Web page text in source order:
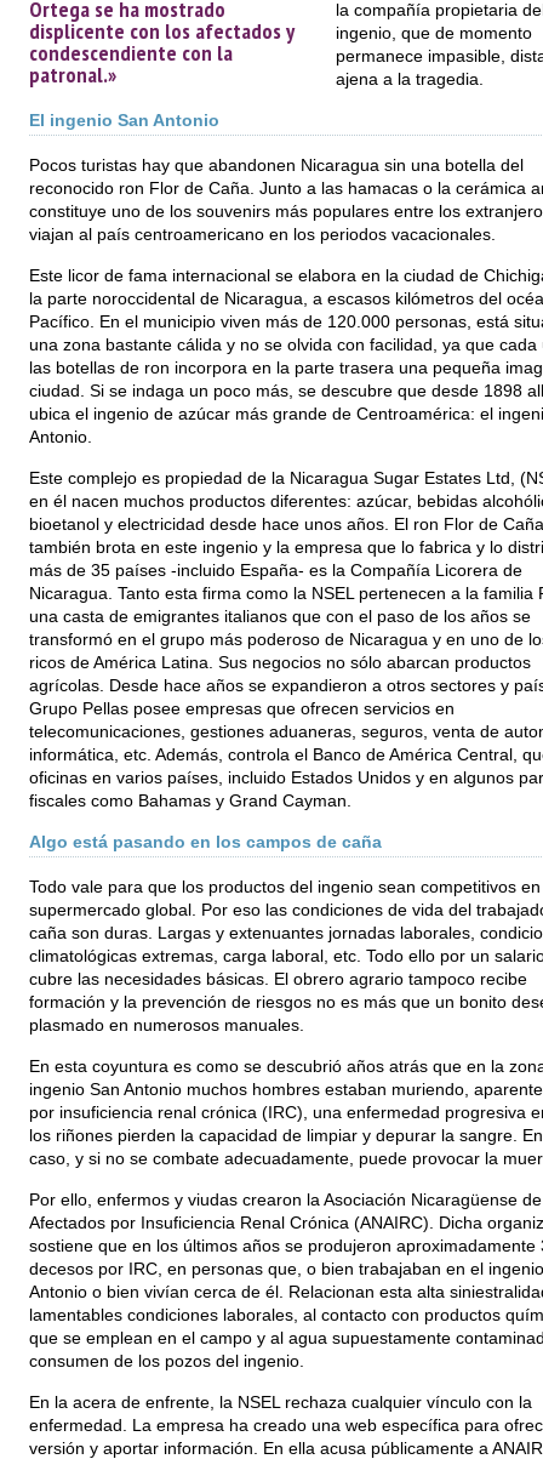
Ortega se ha mostrado
displicente con los afectados y
condescendiente con la
patronal.»
la compañía propietaria
ingenio, que de momento
permanece impasible,
ajena a la tragedia.
El ingenio San Antonio
Pocos turistas hay que abandonen Nicaragua sin una botella del
reconocido ron Flor de Caña. Junto a las hamacas o la cerámica
constituye uno de los souvenirs más populares entre los
viajan al país centroamericano en los periodos vacacionales.
Este licor de fama internacional se elabora en la ciudad de
la parte noroccidental de Nicaragua, a escasos kilómetros del
Pacífico. En el municipio viven más de 120.000 personas, está
una zona bastante cálida y no se olvida con facilidad, ya que cada
las botellas de ron incorpora en la parte trasera una pequeña
ciudad. Si se indaga un poco más, se descubre que desde 1898
ubica el ingenio de azúcar más grande de Centroamérica: el
Antonio.
Este complejo es propiedad de la Nicaragua Sugar Estates Ltd,
en él nacen muchos productos diferentes: azúcar, bebidas
bioetanol y electricidad desde hace unos años. El ron Flor de Caña
también brota en este ingenio y la empresa que lo fabrica y lo
más de 35 países -incluido España- es la Compañía Licorera de
Nicaragua. Tanto esta firma como la NSEL pertenecen a la familia
una casta de emigrantes italianos que con el paso de los años se
transformó en el grupo más poderoso de Nicaragua y en uno de
ricos de América Latina. Sus negocios no sólo abarcan productos
agrícolas. Desde hace años se expandieron a otros sectores y
Grupo Pellas posee empresas que ofrecen servicios en
telecomunicaciones, gestiones aduaneras, seguros, venta de
informática, etc. Además, controla el Banco de América Central,
oficinas en varios países, incluido Estados Unidos y en algunos
fiscales como Bahamas y Grand Cayman.
Algo está pasando en los campos de caña
Todo vale para que los productos del ingenio sean competitivos
supermercado global. Por eso las condiciones de vida del
caña son duras. Largas y extenuantes jornadas laborales,
climatológicas extremas, carga laboral, etc. Todo ello por un
cubre las necesidades básicas. El obrero agrario tampoco recibe
formación y la prevención de riesgos no es más que un bonito
plasmado en numerosos manuales.
En esta coyuntura es como se descubrió años atrás que en la
ingenio San Antonio muchos hombres estaban muriendo,
por insuficiencia renal crónica (IRC), una enfermedad progresiva
los riñones pierden la capacidad de limpiar y depurar la sangre.
caso, y si no se combate adecuadamente, puede provocar la
Por ello, enfermos y viudas crearon la Asociación Nicaragüense de
Afectados por Insuficiencia Renal Crónica (ANAIRC). Dicha
sostiene que en los últimos años se produjeron aproximadamente
decesos por IRC, en personas que, o bien trabajaban en el
Antonio o bien vivían cerca de él. Relacionan esta alta
lamentables condiciones laborales, al contacto con productos
que se emplean en el campo y al agua supuestamente
consumen de los pozos del ingenio.
En la acera de enfrente, la NSEL rechaza cualquier vínculo con la
enfermedad. La empresa ha creado una web específica para
versión y aportar información. En ella acusa públicamente a